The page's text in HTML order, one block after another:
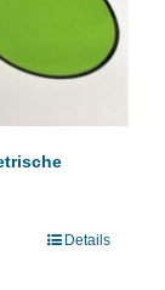
Details